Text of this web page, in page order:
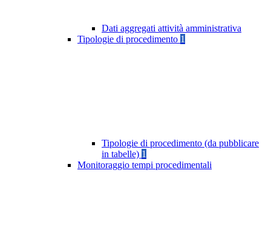
Dati aggregati attività amministrativa
Tipologie di procedimento 1
Tipologie di procedimento (da pubblicare
in tabelle) 1
Monitoraggio tempi procedimentali